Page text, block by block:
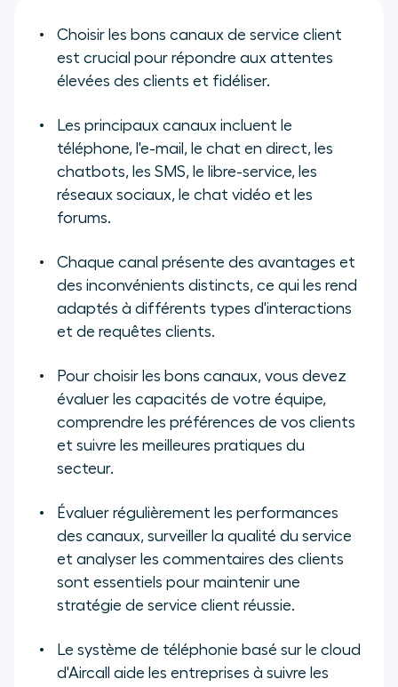
Choisir les bons canaux de service client
est crucial pour répondre aux attentes
élevées des clients et fidéliser.
Les principaux canaux incluent le
téléphone, l'e-mail, le chat en direct, les
chatbots, les SMS, le libre-service, les
réseaux sociaux, le chat vidéo et les
forums.
Chaque canal présente des avantages et
des inconvénients distincts, ce qui les rend
adaptés à différents types d'interactions
et de requêtes clients.
Pour choisir les bons canaux, vous devez
évaluer les capacités de votre équipe,
comprendre les préférences de vos clients
et suivre les meilleures pratiques du
secteur.
Évaluer régulièrement les performances
des canaux, surveiller la qualité du service
et analyser les commentaires des clients
sont essentiels pour maintenir une
stratégie de service client réussie.
Le système de téléphonie basé sur le cloud
d'Aircall aide les entreprises à suivre les